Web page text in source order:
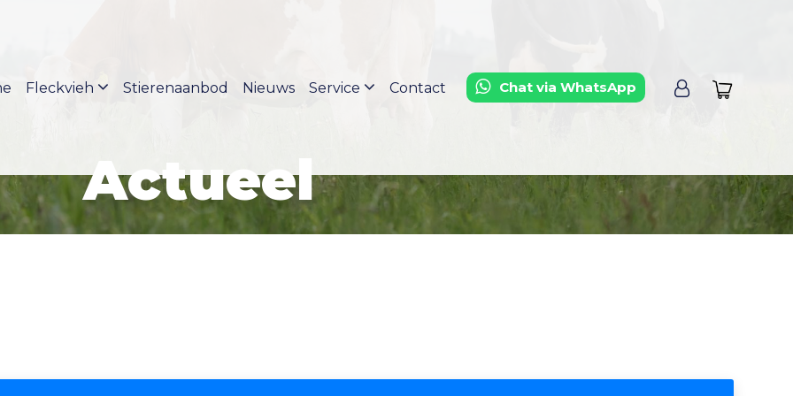
Fleckvieh Stierenaanbod Nieuws Service Contact Chat via WhatsApp
Actueel